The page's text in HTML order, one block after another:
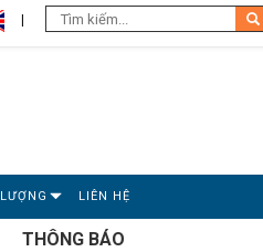
LIÊN HỆ
THÔNG BÁO